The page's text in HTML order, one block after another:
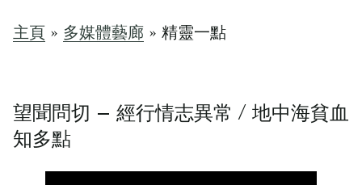
主頁» 多媒體藝廊» 精靈一點
望聞問切 – 經行情志異常 / 地中海貧血
知多點